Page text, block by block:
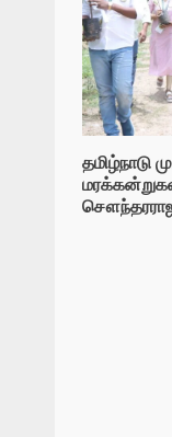
தமிழ்நாடு